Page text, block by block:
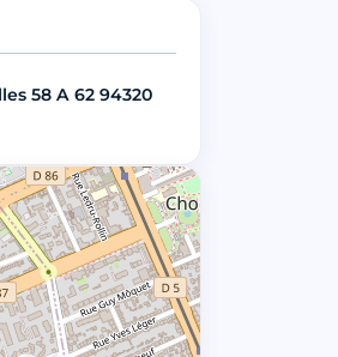
58 A 62 94320